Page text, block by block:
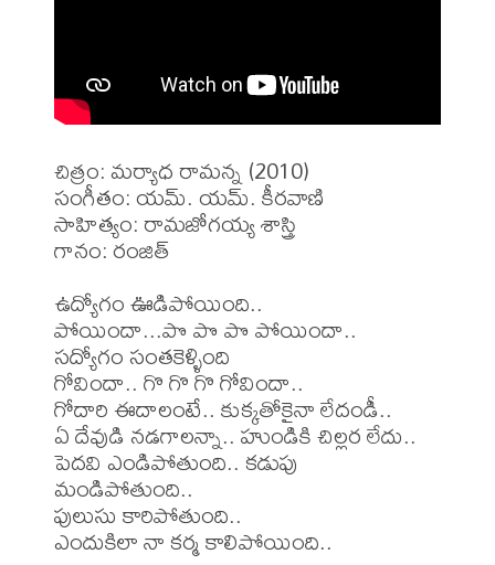
చిత్రం: మర్యాధ రామన్న (2010)
సంగీతం: యమ్. యమ్. కీరవాణి
సాహిత్యం: రామజోగయ్య శాస్త్రి
గానం: రంజిత్
ఉద్యోగం ఊడిపోయింది..
పోయిందా...పొ పొ పొ పోయిందా..
సద్యోగం సంతకెళ్ళింది
గోవిందా.. గొ గొ గొ గోవిందా..
గోదారి ఈదాలంటే.. కుక్కతోకైనా లేదండీ..
ఏ దేవుడి నడగాలన్నా.. హుండికి చిల్లర లేదు..
పెదవి ఎండిపోతుంది.. కడుపు
మండిపోతుంది..
పులుసు కారిపోతుంది..
ఎందుకిలా నా కర్మ కాలిపోయింది..